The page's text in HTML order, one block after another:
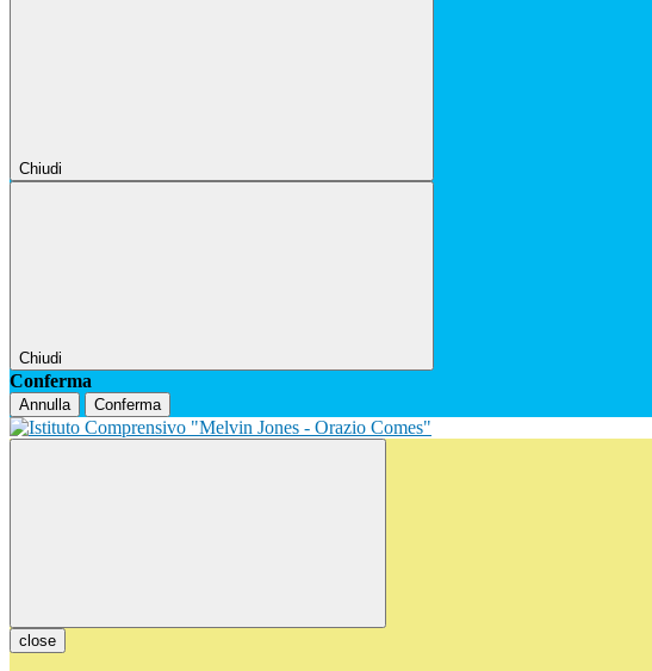
Chiudi
Chiudi
Conferma
Annulla Conferma
close